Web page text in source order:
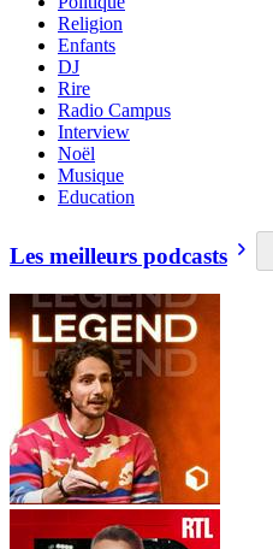
Religion
Enfants
DJ
Rire
Radio Campus
Interview
Noël
Musique
Education
Les meilleurs podcasts